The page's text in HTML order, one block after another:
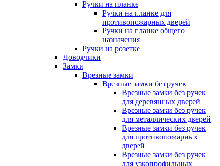
Ручки на планке
Ручки на планке для
противопожарных дверей
Ручки на планке общего
назначения
Ручки на розетке
Доводчики
Замки
Врезные замки
Врезные замки без ручек
Врезные замки без ручек
для деревянных дверей
Врезные замки без ручек
для металлических дверей
Врезные замки без ручек
для противопожарных
дверей
Врезные замки без ручек
для узкопрофильных